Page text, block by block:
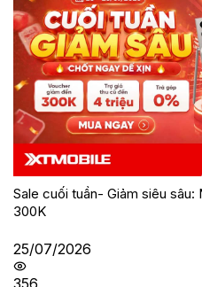
Sale cuối tuần- Giảm siêu
300K
25/07/2026
356